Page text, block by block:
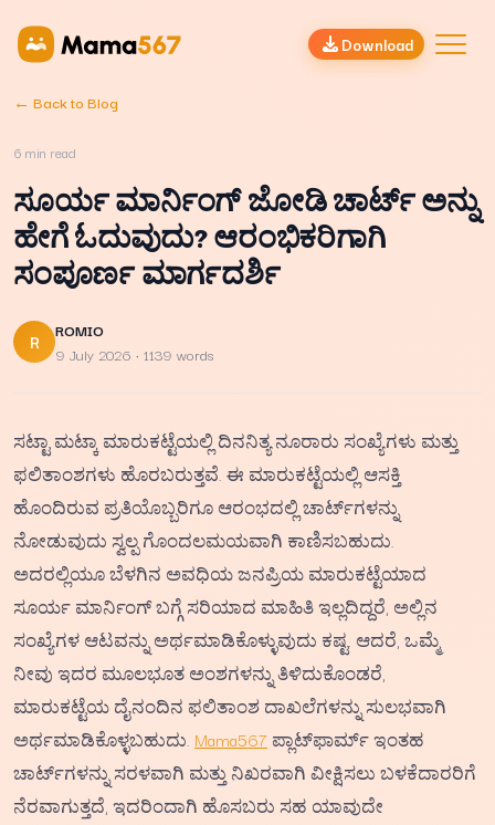
Download
← Back to Blog
6 min read
ಸೂರ್ಯ ಮಾರ್ನಿಂಗ್ ಜೋಡಿ ಚಾರ್ಟ್ ಅನ್ನು
ಹೇಗೆ ಓದುವುದು? ಆರಂಭಿಕರಿಗಾಗಿ
ಸಂಪೂರ್ಣ ಮಾರ್ಗದರ್ಶಿ
R
ROMIO
9 July 2026 · 1139 words
ಸಟ್ಟಾ ಮಟ್ಕಾ ಮಾರುಕಟ್ಟೆಯಲ್ಲಿ ದಿನನಿತ್ಯ ನೂರಾರು ಸಂಖ್ಯೆಗಳು ಮತ್ತು
ಫಲಿತಾಂಶಗಳು ಹೊರಬರುತ್ತವೆ. ಈ ಮಾರುಕಟ್ಟೆಯಲ್ಲಿ ಆಸಕ್ತಿ
ಹೊಂದಿರುವ ಪ್ರತಿಯೊಬ್ಬರಿಗೂ ಆರಂಭದಲ್ಲಿ ಚಾರ್ಟ್‌ಗಳನ್ನು
ನೋಡುವುದು ಸ್ವಲ್ಪ ಗೊಂದಲಮಯವಾಗಿ ಕಾಣಿಸಬಹುದು.
ಅದರಲ್ಲಿಯೂ ಬೆಳಗಿನ ಅವಧಿಯ ಜನಪ್ರಿಯ ಮಾರುಕಟ್ಟೆಯಾದ
ಸೂರ್ಯ ಮಾರ್ನಿಂಗ್ ಬಗ್ಗೆ ಸರಿಯಾದ ಮಾಹಿತಿ ಇಲ್ಲದಿದ್ದರೆ, ಅಲ್ಲಿನ
ಸಂಖ್ಯೆಗಳ ಆಟವನ್ನು ಅರ್ಥಮಾಡಿಕೊಳ್ಳುವುದು ಕಷ್ಟ. ಆದರೆ, ಒಮ್ಮೆ
ನೀವು ಇದರ ಮೂಲಭೂತ ಅಂಶಗಳನ್ನು ತಿಳಿದುಕೊಂಡರೆ,
ಮಾರುಕಟ್ಟೆಯ ದೈನಂದಿನ ಫಲಿತಾಂಶ ದಾಖಲೆಗಳನ್ನು ಸುಲಭವಾಗಿ
ಅರ್ಥಮಾಡಿಕೊಳ್ಳಬಹುದು. Mama567 ಪ್ಲಾಟ್‌ಫಾರ್ಮ್ ಇಂತಹ
ಚಾರ್ಟ್‌ಗಳನ್ನು ಸರಳವಾಗಿ ಮತ್ತು ನಿಖರವಾಗಿ ವೀಕ್ಷಿಸಲು ಬಳಕೆದಾರರಿಗೆ
ನೆರವಾಗುತ್ತದೆ, ಇದರಿಂದಾಗಿ ಹೊಸಬರು ಸಹ ಯಾವುದೇ